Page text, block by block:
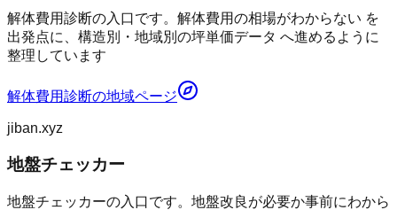
解体費用診断の入口です。解体費用の相場がわからない を
出発点に、構造別・地域別の坪単価データ へ進めるように
整理しています
解体費用診断の地域ページ
jiban.xyz
地盤チェッカー
地盤チェッカーの入口です。地盤改良が必要か事前にわから